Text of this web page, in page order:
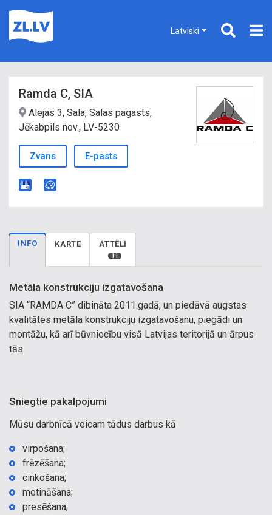
Latviski
Ramda C, SIA
Alejas 3, Sala, Salas pagasts,
Jēkabpils nov., LV-5230
Zvans E-pasts
INFO KARTE ATTĒLI
11
Metāla konstrukciju izgatavošana
SIA “RAMDA C” dibināta 2011.gadā, un piedāvā augstas
kvalitātes metāla konstrukciju izgatavošanu, piegādi un
montāžu, kā arī būvniecību visā Latvijas teritorijā un ārpus
tās.
Sniegtie pakalpojumi
Mūsu darbnīcā veicam tādus darbus kā
virpošana;
frēzēšana;
cinkošana;
metināšana;
presēšana;